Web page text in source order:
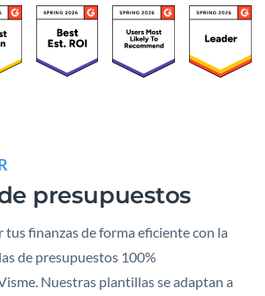
presupuestos
tus finanzas de forma eficiente con la
de presupuestos 100%
Nuestras plantillas se adaptan a